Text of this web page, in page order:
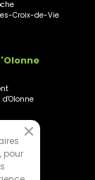
Croix-de-Vie
d'Olonne
pour